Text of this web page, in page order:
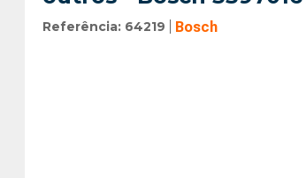
Referência: 64219 Bosch